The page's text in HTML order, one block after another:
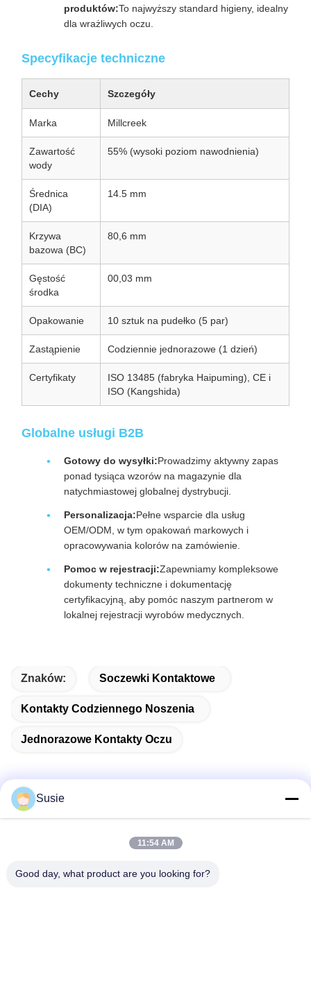
produktów:To najwyższy standard higieny, idealny
dla wrażliwych oczu.
Specyfikacje techniczne
Cechy Szczegóły
Marka Millcreek
Zawartość
wody
55% (wysoki poziom nawodnienia)
Średnica
(DIA)
14.5 mm
Krzywa
bazowa (BC)
80,6 mm
Gęstość
środka
00,03 mm
Opakowanie 10 sztuk na pudełko (5 par)
Zastąpienie Codziennie jednorazowe (1 dzień)
Certyfikaty
ISO 13485 (fabryka Haipuming), CE i
ISO (Kangshida)
Globalne usługi B2B
Gotowy do wysyłki:Prowadzimy aktywny zapas
ponad tysiąca wzorów na magazynie dla
natychmiastowej globalnej dystrybucji.
Personalizacja:Pełne wsparcie dla usług
OEM/ODM, w tym opakowań markowych i
opracowywania kolorów na zamówienie.
Pomoc w rejestracji:Zapewniamy kompleksowe
dokumenty techniczne i dokumentację
certyfikacyjną, aby pomóc naszym partnerom w
lokalnej rejestracji wyrobów medycznych.
Znaków: Soczewki Kontaktowe
Kontakty Codziennego Noszenia
Jednorazowe Kontakty Oczu
Pokój 1101, Budynek 5, Plac Gaosheng Times, nr 789
Susie
11:54 AM
Good day, what product are you looking for?